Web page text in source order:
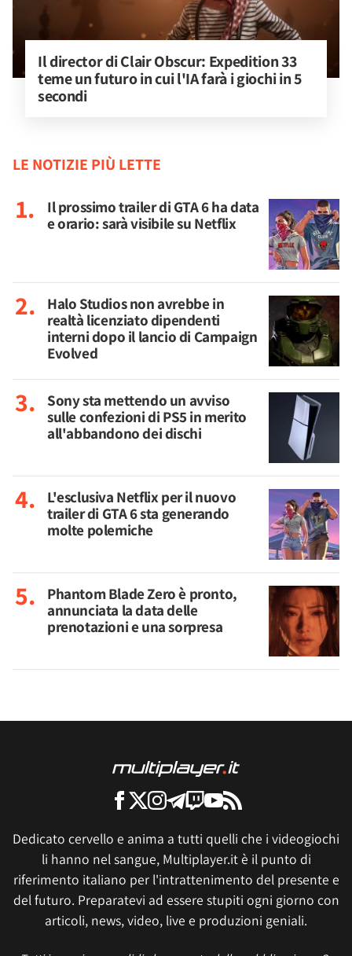
Il director di Clair Obscur: Expedition 33
teme un futuro in cui l'IA farà i giochi in 5
secondi
LE NOTIZIE PIÙ LETTE
Il prossimo trailer di GTA 6 ha data
e orario: sarà visibile su Netflix
Halo Studios non avrebbe in
realtà licenziato dipendenti
interni dopo il lancio di Campaign
Evolved
Sony sta mettendo un avviso
sulle confezioni di PS5 in merito
all'abbandono dei dischi
L'esclusiva Netflix per il nuovo
trailer di GTA 6 sta generando
molte polemiche
Phantom Blade Zero è pronto,
annunciata la data delle
prenotazioni e una sorpresa
Dedicato cervello e anima a tutti quelli che i videogiochi
li hanno nel sangue, Multiplayer.it è il punto di
riferimento italiano per l'intrattenimento del presente e
del futuro. Preparatevi ad essere stupiti ogni giorno con
articoli, news, video, live e produzioni geniali.